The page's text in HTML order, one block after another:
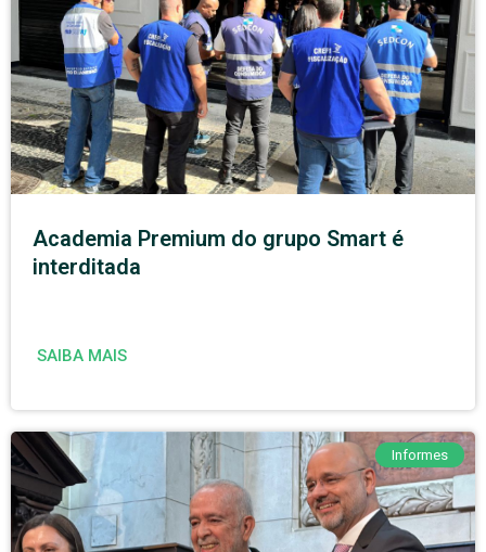
Academia Premium do grupo Smart é
interditada
SAIBA MAIS
Informes